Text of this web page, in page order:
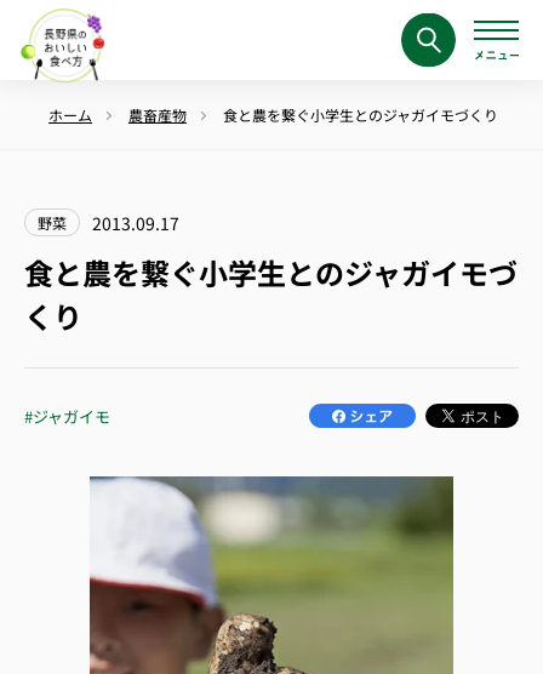
ホーム 農畜産物 食と農を繋ぐ小学生とのジャガイモづくり
野菜 2013.09.17
食と農を繋ぐ小学生とのジャガイモづ
くり
#ジャガイモ